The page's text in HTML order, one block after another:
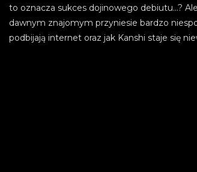
to oznacza sukces dojinowego debiutu...?
dawnym znajomym przyniesie bardzo
podbijają internet oraz jak Kanshi staje się